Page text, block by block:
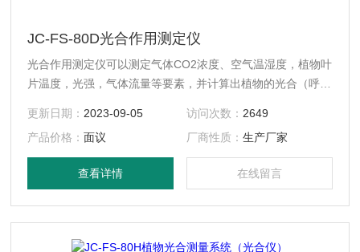
JC-FS-80D光合作用测定仪
光合作用测定仪可以测定气体CO2浓度、空气温湿度，植物叶
片温度，光强，气体流量等要素，并计算出植物的光合（呼
用指标，在生物、农学、园艺、林业、昆虫、微生物、动物等
许多专业的实验课程中有广泛的利用前景
更新日期： 2023-09-05 访问次数： 2649
产品价格：面议 厂商性质： 生产厂家
查看详情 在线留言